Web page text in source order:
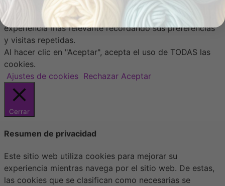
Usamos cookies en nuestro sitio web para brindarle la
experiencia más relevante recordando sus preferencias
y visitas repetidas.
Al hacer clic en "Aceptar", acepta el uso de TODAS las
cookies.
Ajustes de cookies Rechazar Aceptar
Cerrar
Resumen de privacidad
Este sitio web utiliza cookies para mejorar su
experiencia mientras navega por el sitio web. De estas,
las cookies que se clasifican como necesarias se